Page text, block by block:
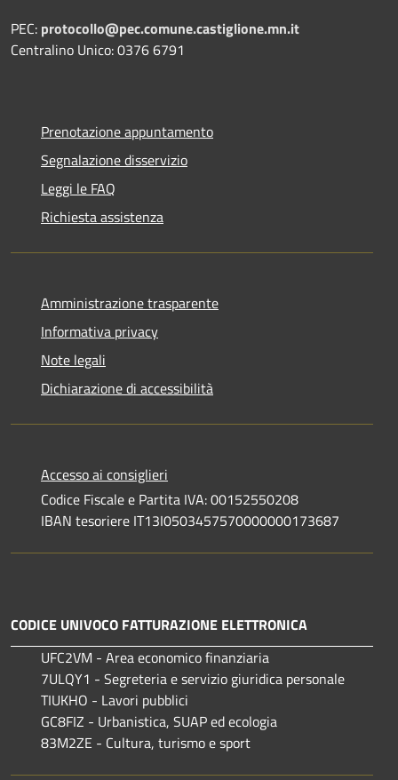
PEC: protocollo@pec.comune.castiglione.mn.it
Centralino Unico: 0376 6791
Prenotazione appuntamento
Segnalazione disservizio
Leggi le FAQ
Richiesta assistenza
Amministrazione trasparente
Informativa privacy
Note legali
Dichiarazione di accessibilità
Accesso ai consiglieri
Codice Fiscale e Partita IVA: 00152550208
IBAN tesoriere IT13I0503457570000000173687
CODICE UNIVOCO FATTURAZIONE ELETTRONICA
UFC2VM - Area economico finanziaria
7ULQY1 - Segreteria e servizio giuridica personale
TIUKHO - Lavori pubblici
GC8FIZ - Urbanistica, SUAP ed ecologia
83M2ZE - Cultura, turismo e sport